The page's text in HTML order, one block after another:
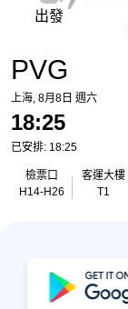
PVG
上海, 8月8日 週六
18:25
已安排: 18:25
檢票口
H14-H26
客運大樓
T1
出發